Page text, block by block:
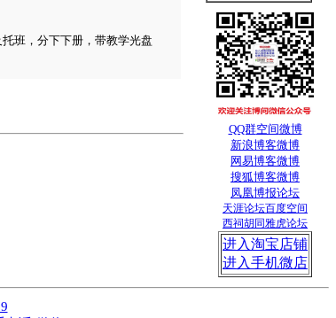
班，分下下册，带教学光盘
QQ群空间微博
新浪博客微博
网易博客微博
搜狐博客微博
凤凰博报论坛
天涯论坛百度空间
西祠胡同雅虎论坛
进入淘宝店铺
进入手机微店